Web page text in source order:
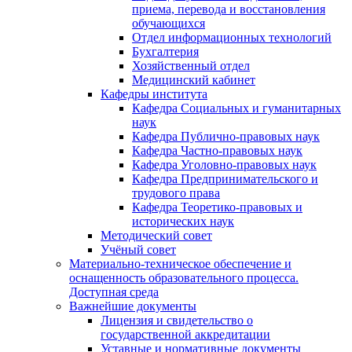
приема, перевода и восстановления
обучающихся
Отдел информационных технологий
Бухгалтерия
Хозяйственный отдел
Медицинский кабинет
Кафедры института
Кафедра Социальных и гуманитарных
наук
Кафедра Публично-правовых наук
Кафедра Частно-правовых наук
Кафедра Уголовно-правовых наук
Кафедра Предпринимательского и
трудового права
Кафедра Теоретико-правовых и
исторических наук
Методический совет
Учёный совет
Материально-техническое обеспечение и
оснащенность образовательного процесса.
Доступная среда
Важнейшие документы
Лицензия и свидетельство о
государственной аккредитации
Уставные и нормативные документы